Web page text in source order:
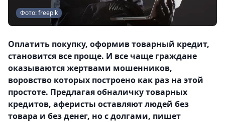
Фото: freepik
Оплатить покупку, оформив товарный кредит,
становится все проще. И все чаще граждане
оказываются жертвами мошенников,
воровство которых построено как раз на этой
простоте. Предлагая обналичку товарных
кредитов, аферисты оставляют людей без
товара и без денег, но с долгами, пишет